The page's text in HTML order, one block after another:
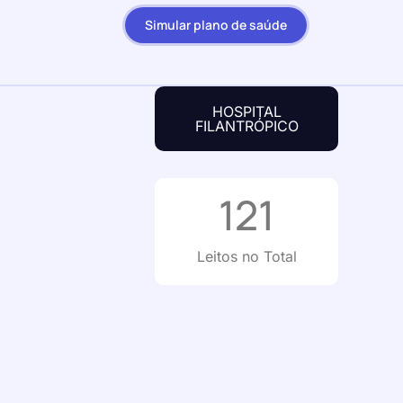
Simular plano de saúde
HOSPITAL
FILANTRÓPICO
Leitos no Total
121